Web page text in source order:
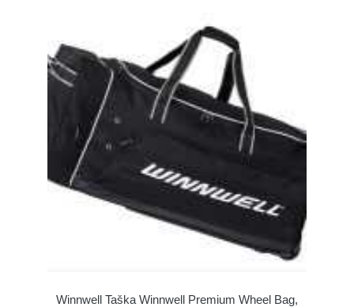
Winnwell Taška Winnwell Premium Wheel Bag,